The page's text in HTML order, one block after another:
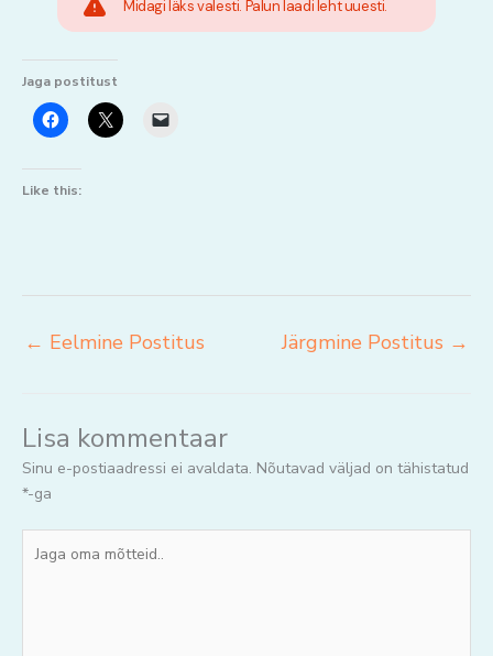
Midagi läks valesti. Palun laadi leht uuesti.
Jaga postitust
Like this:
← Eelmine Postitus Järgmine Postitus →
Lisa kommentaar
Sinu e-postiaadressi ei avaldata. Nõutavad väljad on tähistatud
*-ga
oma